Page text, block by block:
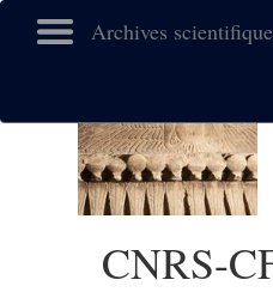
Archives
CNRS-